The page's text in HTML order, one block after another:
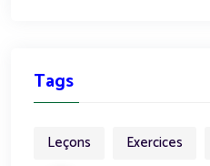
Tags
Leçons Exercices